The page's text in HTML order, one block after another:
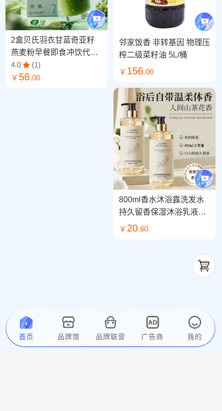
2盒贝氏羽衣甘蓝奇亚籽
燕麦粉早餐即食冲饮代餐
麦片营养食品-175克（25
克*7条）
4.0
(1)
￥ 56.00
邻家饭香 非转基因 物理压
榨二级菜籽油 5L/桶
￥ 156.00
800ml香水沐浴露洗发水
持久留香保湿沐浴乳液同
款小芙同学
￥ 20.60
首页 品牌馆 品牌联营 广告商 我的